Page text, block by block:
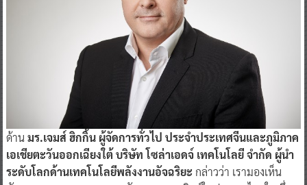
ด้านมร.เจมส์ ฮิกกิ้น ผู้จัดการทั่วไป ประจำประเทศจีนและภูมิภาค
เอเชียตะวันออกเฉียงใต้ บริษัท โซล่าเอดจ์ เทคโนโลยี จำกัด ผู้นำ
ระดับโลกด้านเทคโนโลยีพลังงานอัจฉริยะ กล่าวว่า เรามองเห็น